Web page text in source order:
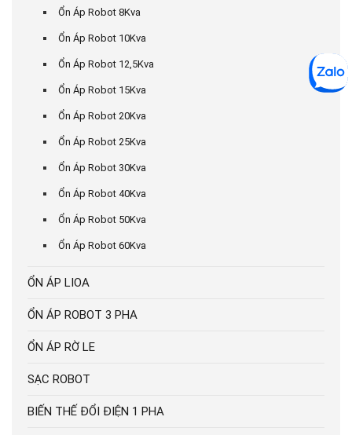
Ổn Áp Robot 8Kva
Ổn Áp Robot 10Kva
Ổn Áp Robot 12,5Kva
Ổn Áp Robot 15Kva
Ổn Áp Robot 20Kva
Ổn Áp Robot 25Kva
Ổn Áp Robot 30Kva
Ổn Áp Robot 40Kva
Ổn Áp Robot 50Kva
Ổn Áp Robot 60Kva
ỔN ÁP LIOA
ỔN ÁP ROBOT 3 PHA
ỔN ÁP RỜ LE
SẠC ROBOT
BIẾN THẾ ĐỔI ĐIỆN 1 PHA